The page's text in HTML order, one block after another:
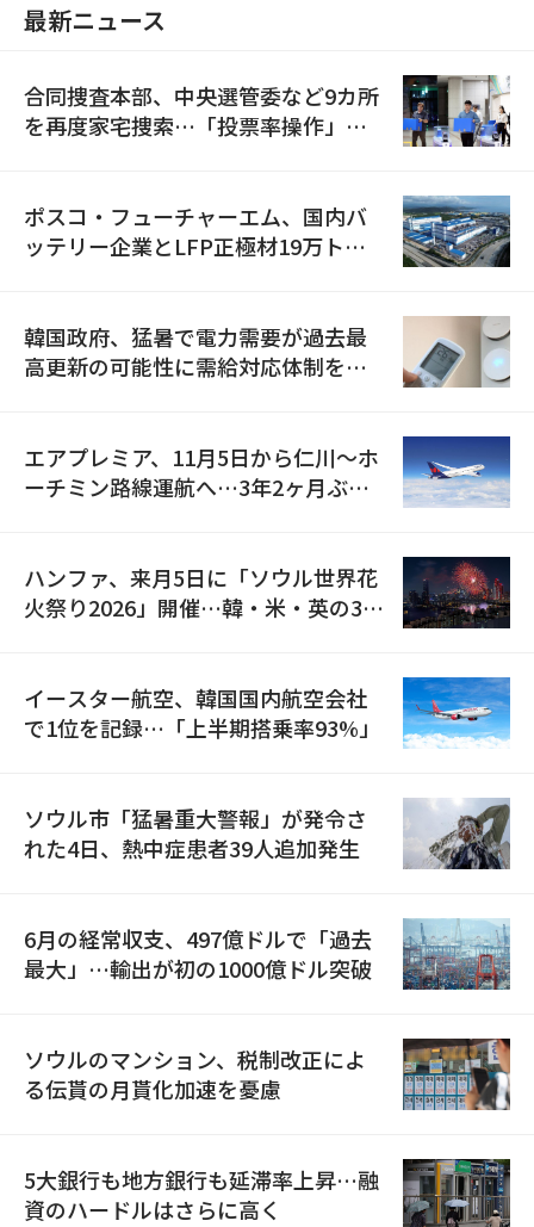
最新ニュース
合同捜査本部、中央選管委など9カ所
を再度家宅捜索…「投票率操作」の
ポスコ・フューチャーエム、国内バ
ッテリー企業とLFP正極材19万トン
韓国政府、猛暑で電力需要が過去最
高更新の可能性に需給対応体制を点
エアプレミア、11月5日から仁川〜ホ
ーチミン路線運航へ…3年2ヶ月ぶり
ハンファ、来月5日に「ソウル世界花
火祭り2026」開催…韓・米・英の3カ
イースター航空、韓国国内航空会社
で1位を記録…「上半期搭乗率93%」
ソウル市「猛暑重大警報」が発令さ
れた4日、熱中症患者39人追加発生
6月の経常収支、497億ドルで「過去
最大」…輸出が初の1000億ドル突破
ソウルのマンション、税制改正によ
る伝貰の月貰化加速を憂慮
5大銀行も地方銀行も延滞率上昇…融
資のハードルはさらに高く